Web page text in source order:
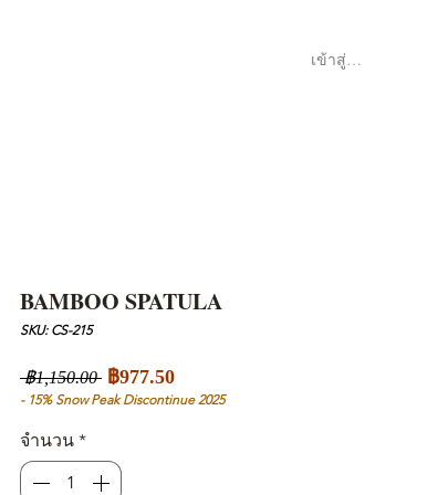
เข้าสู่ระบบ
BAMBOO SPATULA
SKU: CS-215
฿1,150.00 ราคา
ปกติ
฿977.50ราคา
ขาย
- 15% Snow Peak Discontinue 2025
จำนวน *